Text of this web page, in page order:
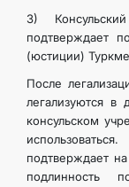
3)
подтверждает
(юстиции)
После
легализуются в
консульском
подтверждает
подлинность